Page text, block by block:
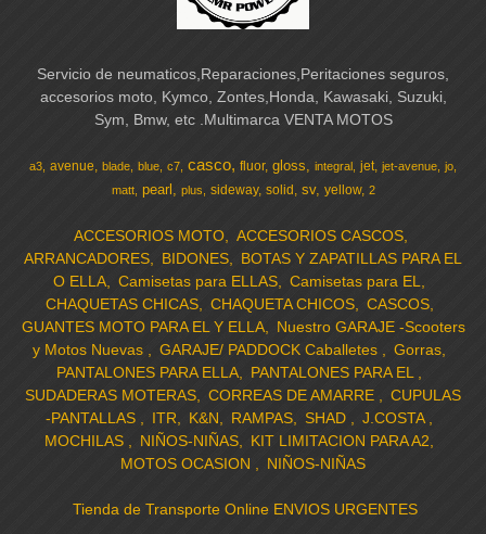
Servicio de neumaticos,Reparaciones,Peritaciones seguros,
accesorios moto, Kymco, Zontes,Honda, Kawasaki, Suzuki,
Sym, Bmw, etc .Multimarca VENTA MOTOS
a3 avenue blade blue c7 casco fluor gloss integral jet jet-avenue jo
matt
pearl plus sideway solid sv yellow 2
ACCESORIOS MOTO
ACCESORIOS CASCOS
ARRANCADORES
BIDONES
BOTAS Y ZAPATILLAS PARA EL
O ELLA
Camisetas para ELLAS
Camisetas para EL
CHAQUETAS CHICAS
CHAQUETA CHICOS
CASCOS
GUANTES MOTO PARA EL Y ELLA
Nuestro GARAJE -Scooters
y Motos Nuevas
GARAJE/ PADDOCK Caballetes
Gorras
PANTALONES PARA ELLA
PANTALONES PARA EL
SUDADERAS MOTERAS
CORREAS DE AMARRE
CUPULAS
-PANTALLAS
ITR K&N RAMPAS SHAD
J.COSTA
MOCHILAS
NIÑOS-NIÑAS
KIT LIMITACION PARA A2
MOTOS OCASION
NIÑOS-NIÑAS
Tienda de Transporte Online ENVIOS URGENTES